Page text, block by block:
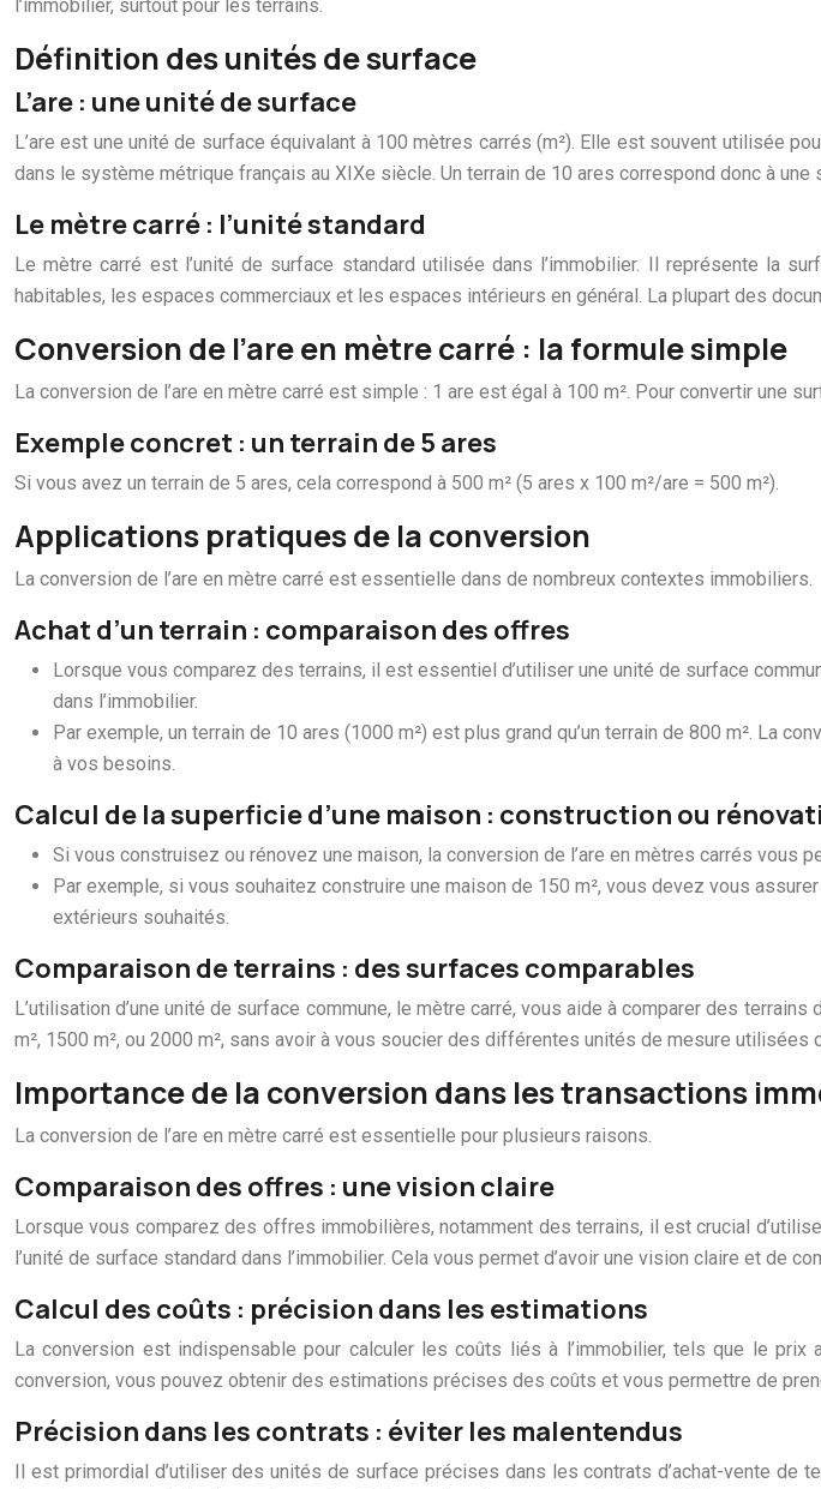
l’immobilier, surtout pour les terrains.
Définition des unités de surface
L’are : une unité de surface
L’are est une unité de surface équivalant à 100 mètres carrés (m²). Elle est souvent utilisée
dans le système métrique français au XIXe siècle. Un terrain de 10 ares correspond donc à une
Le mètre carré : l’unité standard
Le mètre carré est l’unité de surface standard utilisée dans l’immobilier. Il représente la
habitables, les espaces commerciaux et les espaces intérieurs en général. La plupart des
Conversion de l’are en mètre carré : la formule simple
La conversion de l’are en mètre carré est simple : 1 are est égal à 100 m². Pour convertir une
Exemple concret : un terrain de 5 ares
Si vous avez un terrain de 5 ares, cela correspond à 500 m² (5 ares x 100 m²/are = 500 m²).
Applications pratiques de la conversion
La conversion de l’are en mètre carré est essentielle dans de nombreux contextes immobiliers.
Achat d’un terrain : comparaison des offres
Lorsque vous comparez des terrains, il est essentiel d’utiliser une unité de surface
dans l’immobilier.
Par exemple, un terrain de 10 ares (1000 m²) est plus grand qu’un terrain de 800 m². La
à vos besoins.
Calcul de la superficie d’une maison : construction ou
Si vous construisez ou rénovez une maison, la conversion de l’are en mètres carrés vous
Par exemple, si vous souhaitez construire une maison de 150 m², vous devez vous
extérieurs souhaités.
Comparaison de terrains : des surfaces comparables
L’utilisation d’une unité de surface commune, le mètre carré, vous aide à comparer des
m², 1500 m², ou 2000 m², sans avoir à vous soucier des différentes unités de mesure utilisées
Importance de la conversion dans les transactions
La conversion de l’are en mètre carré est essentielle pour plusieurs raisons.
Comparaison des offres : une vision claire
Lorsque vous comparez des offres immobilières, notamment des terrains, il est crucial
l’unité de surface standard dans l’immobilier. Cela vous permet d’avoir une vision claire et de
Calcul des coûts : précision dans les estimations
La conversion est indispensable pour calculer les coûts liés à l’immobilier, tels que le
conversion, vous pouvez obtenir des estimations précises des coûts et vous permettre de
Précision dans les contrats : éviter les malentendus
Il est primordial d’utiliser des unités de surface précises dans les contrats d’achat-vente de